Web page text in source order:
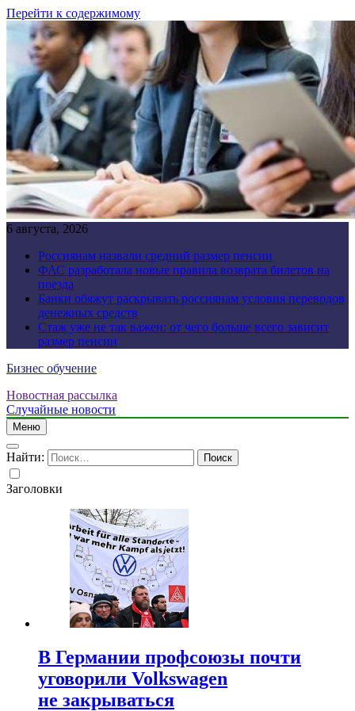
Перейти к содержимому
6 августа, 2026
Россиянам назвали средний размер пенсии
ФАС разработала новые правила возврата билетов на
поезда
Банки обяжут раскрывать россиянам условия переводов
денежных средств
Стаж уже не так важен: от чего больше всего зависит
размер пенсии
Бизнес обучение
Новостная рассылка
Случайные новости
Меню
Найти:
Заголовки
В Германии профсоюзы почти
уговорили Volkswagen
не закрываться